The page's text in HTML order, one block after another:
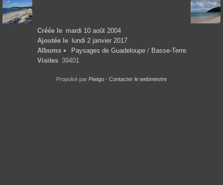
Créée le mardi 10 août 2004
Ajoutée le
lundi 2 janvier 2017
Albums
Paysages de Guadeloupe/ Basse-Terre
Visites 39401
Propulsé par Piwigo - Contacter le webmestre